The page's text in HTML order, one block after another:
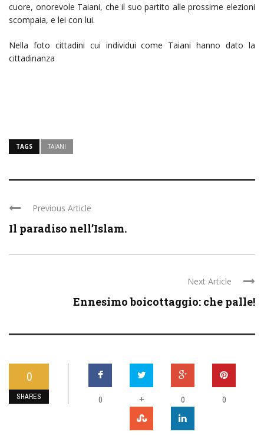
cuore, onorevole Taiani, che il suo partito alle prossime elezioni
scompaia, e lei con lui.
Nella foto cittadini cui individui come Taiani hanno dato la
cittadinanza
TAGS TAIANI
Previous Article
Il paradiso nell’Islam.
Next Article
Ennesimo boicottaggio: che palle!
0
SHARES 0 + 0 0